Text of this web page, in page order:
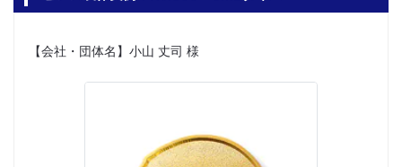
【会社・団体名】小山 丈司 様